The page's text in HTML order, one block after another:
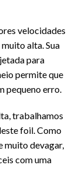
velocidades
alta. Sua
para
permite que
pequeno erro.
trabalhamos
foil. Como
muito devagar,
com uma